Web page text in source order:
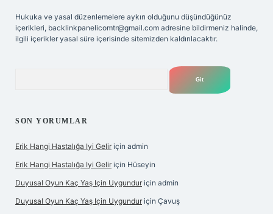
Hukuka ve yasal düzenlemelere aykırı olduğunu düşündüğünüz
içerikleri, backlinkpanelicomtr@gmail.com adresine bildirmeniz halinde,
ilgili içerikler yasal süre içerisinde sitemizden kaldırılacaktır.
SON YORUMLAR
Erik Hangi Hastalığa Iyi Gelir için admin
Erik Hangi Hastalığa Iyi Gelir için Hüseyin
Duyusal Oyun Kaç Yaş Için Uygundur için admin
Duyusal Oyun Kaç Yaş Için Uygundur için Çavuş